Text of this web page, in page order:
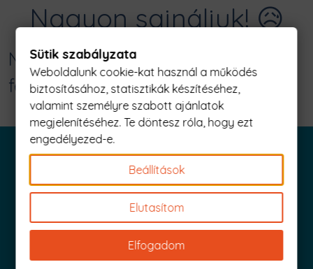
Nagyon sajnáljuk! 😥
Nincs találat erre: "papa szint
feloldva Férfi Póló"
Iratkozz fel és küldjük is az 1000 Ft értékű kuponod!
Sütik szabályzata
Weboldalunk cookie-kat használ a működés
biztosításához, statisztikák készítéséhez,
valamint személyre szabott ajánlatok
megjelenítéséhez. Te döntesz róla, hogy ezt
engedélyezed-e.
Beállítások
Elutasítom
Elfogadom